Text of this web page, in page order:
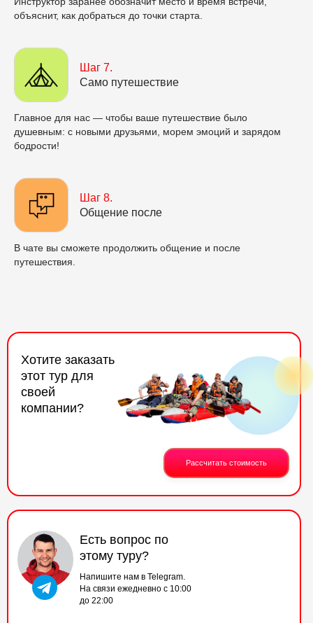
объяснит, как добраться до точки старта.
Шаг 7.
Само путешествие
Главное для нас — чтобы ваше путешествие было
душевным: с новыми друзьями, морем эмоций и зарядом
бодрости!
Шаг 8.
Общение после
В чате вы сможете продолжить общение и после
путешествия.
Есть вопрос по
этому туру?
Напишите нам в Telegram.
На связи ежедневно с 10:00
до 22:00
Хотите заказать
этот тур для
своей
компании?
Рассчитать стоимость